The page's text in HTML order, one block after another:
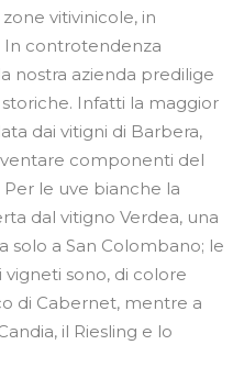
vitivinicole, in
In controtendenza
nostra azienda predilige
Infatti la maggior
dai vitigni di Barbera,
componenti del
le uve bianche la
dal vitigno Verdea, una
solo a San Colombano; le
sono, di colore
di Cabernet, mentre a
il Riesling e lo